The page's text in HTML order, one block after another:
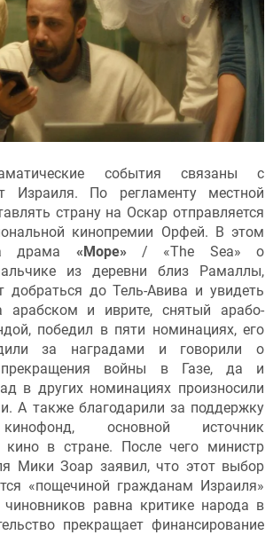
события связаны с
Израиля. По регламенту местной
страну на Оскар отправляется
кинопремии Орфей. В этом
драма «Море» / «The Sea» о
из деревни близ Рамаллы,
добраться до Тель-Авива и увидеть
и иврите, снятый арабо-
победил в пяти номинациях, его
за наградами и говорили о
прекращения войны в Газе, да и
в других номинациях произносили
А также благодарили за поддержку
основной источник
кино в стране. После чего министр
Мики Зоар заявил, что этот выбор
«пощечиной гражданам Израиля»
чиновников равна критике народа в
прекращает финансирование